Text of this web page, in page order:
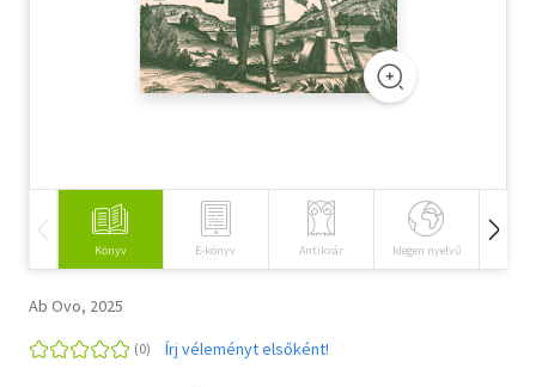
Társadalomtudomány
Természettudomány
Vallás
Könyv E-könyv Antikvár Idegen nyelvű
Ab Ovo, 2025
Írj véleményt elsőként!